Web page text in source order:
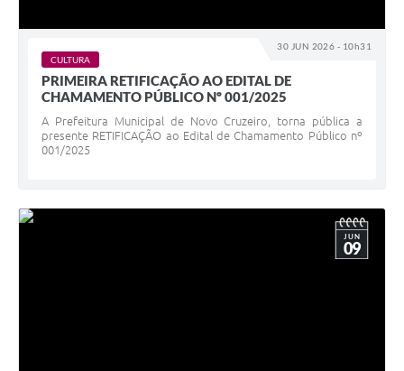
30 JUN 2026 - 10h31
CULTURA
PRIMEIRA RETIFICAÇÃO AO EDITAL DE
CHAMAMENTO PÚBLICO Nº 001/2025
A Prefeitura Municipal de Novo Cruzeiro, torna pública a
presente RETIFICAÇÃO ao Edital de Chamamento Público nº
001/2025
JUN
09